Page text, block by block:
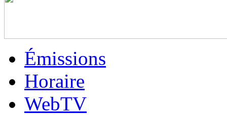
Émissions
Horaire
WebTV